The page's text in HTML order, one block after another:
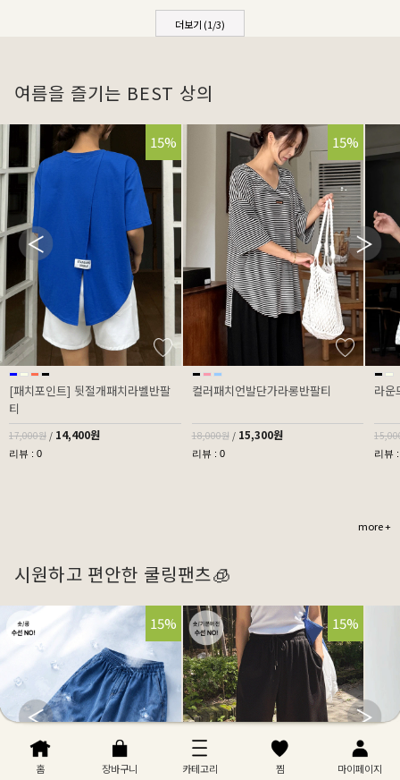
더보기 (1/3)
여름을 즐기는 BEST 상의
15%
[패치포인트] 뒷절개패치라벨반팔
티
17,000원 / 14,400원
리뷰 : 0
15%
컬러패치언발단가라롱반팔티
18,000원 / 15,300원
리뷰 : 0
라운
리뷰
more +
시원하고 편안한 쿨링팬츠🧊
32%
15% 32%
15%
홈 장바구니 카테고리 찜 마이페이지